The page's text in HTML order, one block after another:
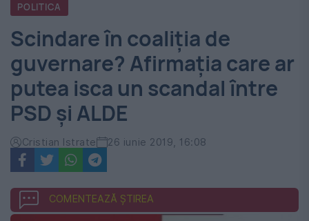
România
-
Evenimentul
Zilei
POLITICA
Scindare în coaliția de
guvernare? Afirmația care ar
putea isca un scandal între
PSD și ALDE
Cristian Istrate 26 iunie 2019, 16:08
COMENTEAZĂ ȘTIREA